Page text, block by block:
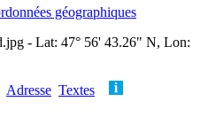
géographiques
- Lat: 47° 56' 43.26" N, Lon:
Adresse Textes